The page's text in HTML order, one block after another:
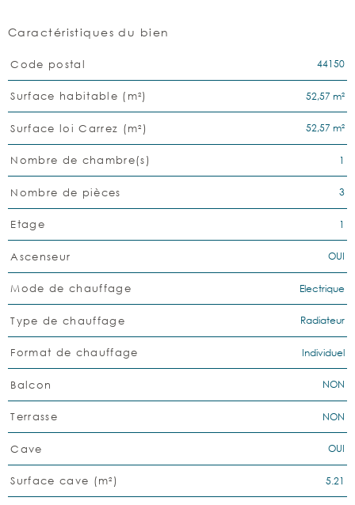
Caractéristiques du bien
Caractéristiques
Code postal 44150
Surface habitable (m²) 52,57 m²
Surface loi Carrez (m²) 52,57 m²
Nombre de chambre(s) 1
Nombre de pièces 3
Etage 1
Ascenseur OUI
Mode de chauffage Electrique
Type de chauffage Radiateur
Format de chauffage Individuel
Balcon NON
Terrasse NON
Cave OUI
Surface cave (m²) 5.21